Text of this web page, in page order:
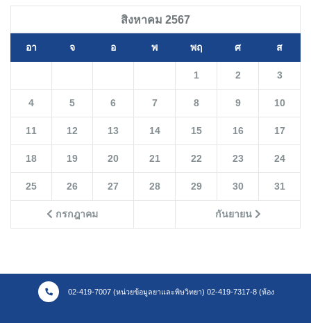
สิงหาคม 2567
อา จ อ พ พฤ ศ ส
กรกฎาคม กันยายน
1 2 3
4 5 6 7 8 9 10
11 12 13 14 15 16 17
18 19 20 21 22 23 24
25 26 27 28 29 30 31
02-419-7007 (หน่วยข้อมูลยาและพิษวิทยา) 02-419-7317-8 (ห้อง